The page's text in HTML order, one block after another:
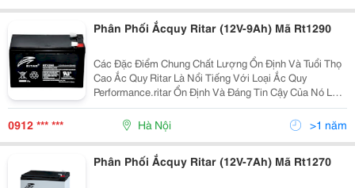
Phân Phối Ắcquy Ritar (12V-9Ah) Mã Rt1290
Các Đặc Điểm Chung Chất Lượng Ổn Định Và Tuổi Thọ
Cao Ắc Quy Ritar Là Nổi Tiếng Với Loại Ắc Quy
Performance.ritar Ổn Định Và Đáng Tin Cậy Của Nó Là
Dễ Dàng Để Duy Trì, Do Đó, Cho Phép Vận Hành An
Toàn Và Đúng Đắn Của Thiết Bị Là Nguồn Ắc Quy. Ắ
0912 *** *** Hà Nội >1 năm
Phân Phối Ắcquy Ritar (12V-7Ah) Mã Rt1270